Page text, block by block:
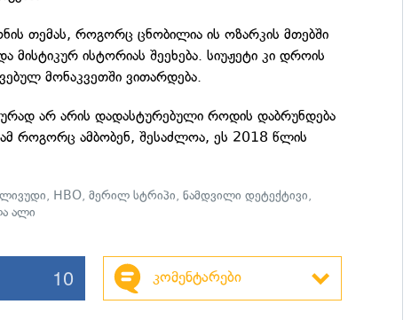
თემას, როგორც ცნობილია ის ოზარკის მთებში
მისტიკურ ისტორიას შეეხება. სიუჟეტი კი დროის
მონაკვეთში ვითარდება.
არ არის დადასტურებული როდის დაბრუნდება
როგორც ამბობენ, შესაძლოა, ეს 2018 წლის
, HBO,მერილ სტრიპი,ნამდვილი დეტექტივი,
ალი
10 კომენტარები